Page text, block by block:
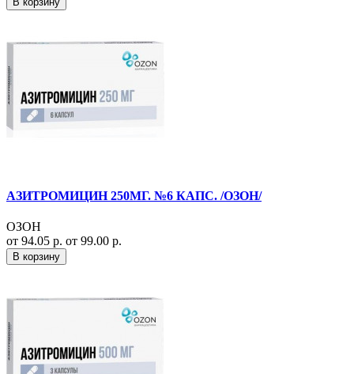
АЗИТРОМИЦИН 250МГ. №6 КАПС. /ОЗОН/
ОЗОН
от 94.05 р. от 99.00 р.
В корзину